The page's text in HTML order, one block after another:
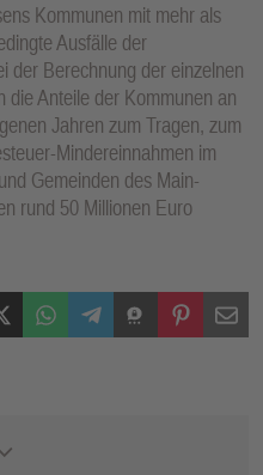
Kommunen mit mehr als
Ausfälle der
der Berechnung der einzelnen
die Anteile der Kommunen an
Jahren zum Tragen, zum
Mindereinnahmen im
Gemeinden des Main-
rund 50 Millionen Euro
WhatsAppTelegramThreemaPinterestMail